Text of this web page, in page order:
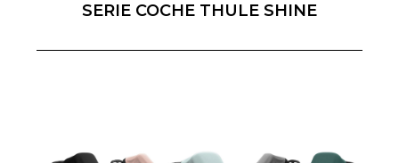
SERIE COCHE THULE SHINE